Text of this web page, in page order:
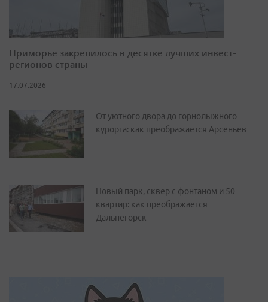
Приморье закрепилось в десятке лучших инвест-
регионов страны
17.07.2026
От уютного двора до горнолыжного
курорта: как преображается Арсеньев
Новый парк, сквер с фонтаном и 50
квартир: как преображается
Дальнегорск